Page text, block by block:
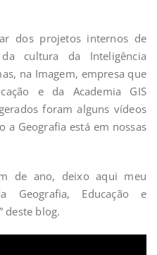
dos projetos internos de
cultura da Inteligência
na Imagem, empresa que
e da Academia GIS
foram alguns vídeos
a Geografia está em nossas
de ano, deixo aqui meu
Geografia, Educação e
deste blog.